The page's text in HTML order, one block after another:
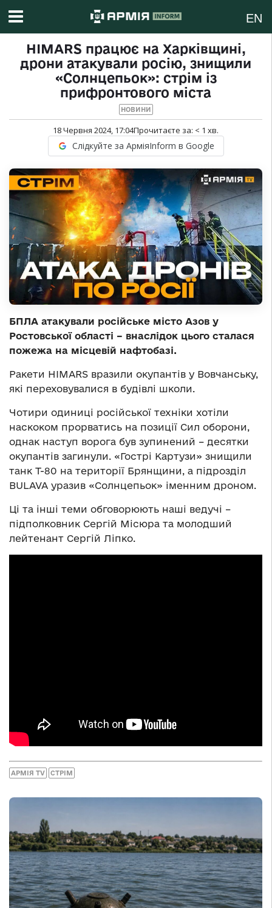
EN
HIMARS працює на Харківщині,
дрони атакували росію, знищили
«Солнцепьок»: стрім із
прифронтового міста
НОВИНИ
18 Червня 2024, 17:04Прочитаєте за: < 1 хв.
Слідкуйте за АрміяInform в Google
БПЛА атакували російське місто Азов у
Ростовської області – внаслідок цього сталася
пожежа на місцевій нафтобазі.
Ракети HIMARS вразили окупантів у Вовчанську,
які переховувалися в будівлі школи.
Чотири одиниці російської техніки хотіли
наскоком прорватись на позиції Сил оборони,
однак наступ ворога був зупинений – десятки
окупантів загинули. «Гострі Картузи» знищили
танк Т-80 на території Брянщини, а підрозділ
BULAVA уразив «Солнцепьок» іменним дроном.
Ці та інші теми обговорюють наші ведучі –
підполковник Сергій Місюра та молодший
лейтенант Сергій Ліпко.
АРМІЯ TV СТРІМ